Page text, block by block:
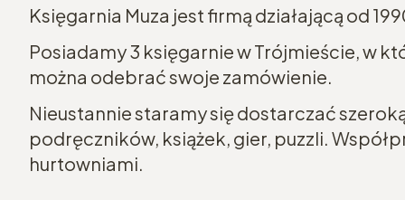
Księgarnia Muza jest firmą działającą od
Posiadamy 3 księgarnie w Trójmieście, w
można odebrać swoje zamówienie.
Nieustannie staramy się dostarczać
podręczników, książek, gier, puzzli.
hurtowniami.